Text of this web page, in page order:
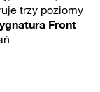
trzy poziomy
Front